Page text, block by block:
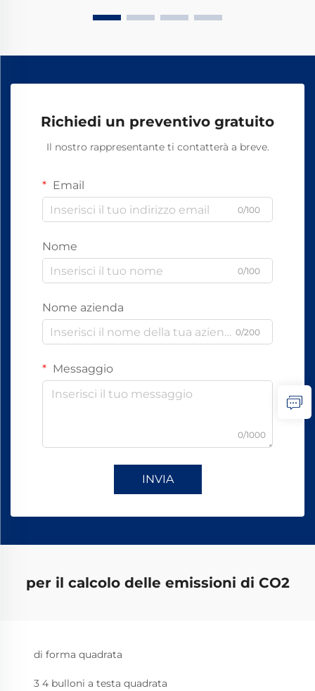
Richiedi un preventivo gratuito
Il nostro rappresentante ti contatterà a breve.
Email
0/100
Nome
0/100
Nome azienda
0/200
Messaggio
0/1000
INVIA
per il calcolo delle emissioni di CO2
di forma quadrata
3 4 bulloni a testa quadrata